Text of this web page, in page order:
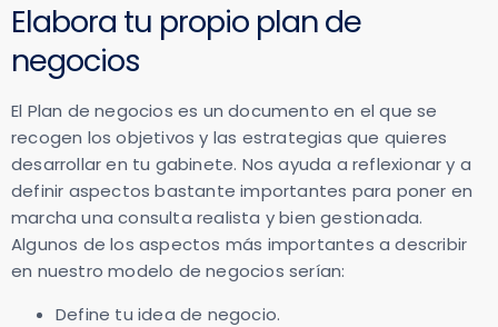
Elabora tu propio plan de
negocios
El Plan de negocios es un documento en el que se
recogen los objetivos y las estrategias que quieres
desarrollar en tu gabinete. Nos ayuda a reflexionar y a
definir aspectos bastante importantes para poner en
marcha una consulta realista y bien gestionada.
Algunos de los aspectos más importantes a describir
en nuestro modelo de negocios serían:
Define tu idea de negocio.